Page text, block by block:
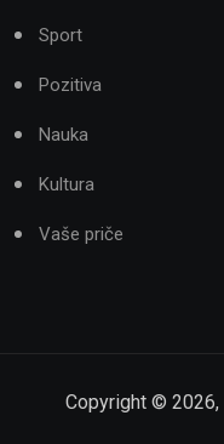
Sport
Pozitiva
Nauka
Kultura
Vaše priče
Copyright © 2026,